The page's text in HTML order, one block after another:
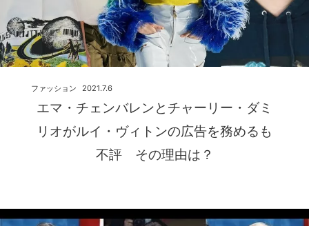
エマ・チェンバレンとチャーリー・ダミ
リオがルイ・ヴィトンの広告を務めるも
不評 その理由は？
2021.7.6
ファッション